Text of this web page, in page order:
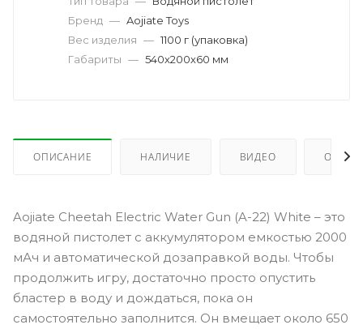
Бренд — Aojiate Toys
Вес изделия — 1100 г (упаковка)
Габариты — 540х200х60 мм
ОПИСАНИЕ НАЛИЧИЕ ВИДЕО
Aojiate Cheetah Electric Water Gun (A-22) White – это
водяной пистолет с аккумулятором емкостью 2000
мАч и автоматической дозаправкой воды. Чтобы
продолжить игру, достаточно просто опустить
бластер в воду и дождаться, пока он
самостоятельно заполнится. Он вмещает около 650